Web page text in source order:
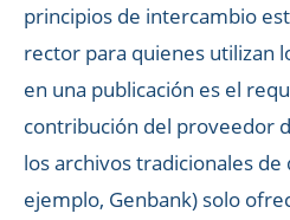
principios de intercambio
rector para quienes utilizan
en una publicación es el
contribución del proveedor
los archivos tradicionales
ejemplo, Genbank) solo